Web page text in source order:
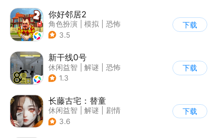
你好邻居2
角色扮演 模拟
恐怖
| 卡通
3.5
下载
新干线0号
休闲益智 解谜
恐怖
| 写实
1.3
下载
长藤古宅：替童
休闲益智 解谜
剧情
| 密室
3.6
下载